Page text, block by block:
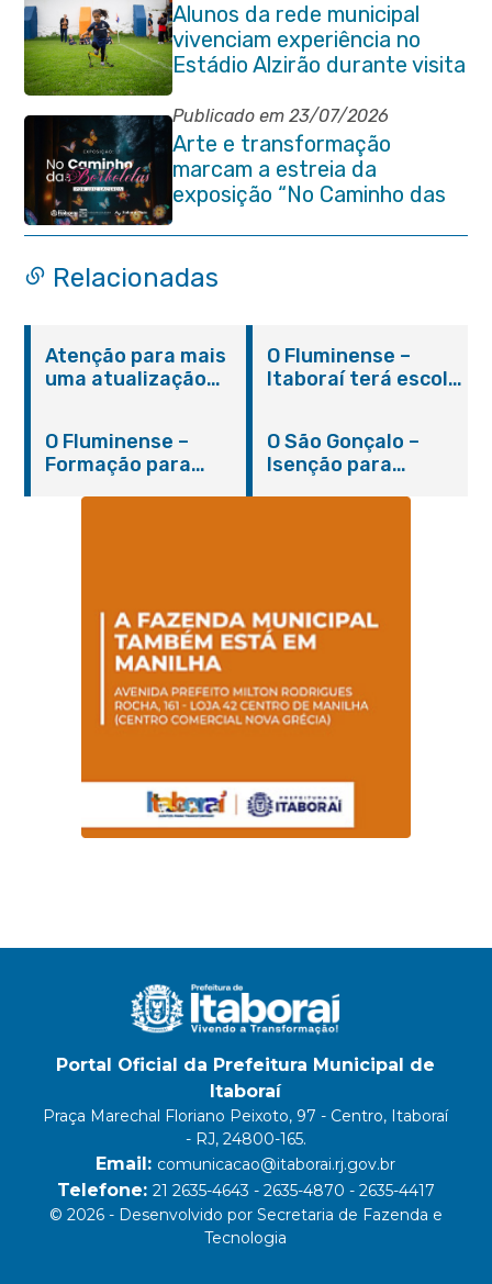
Alunos da rede municipal
vivenciam experiência no
Estádio Alzirão durante visita
pedagógica
Publicado em 23/07/2026
Arte e transformação
marcam a estreia da
exposição “No Caminho das
Borboletas” no Itaboraí Plaza
Relacionadas
Atenção para mais
uma atualização
em Itaboraí (24/05)
O Fluminense –
Itaboraí terá escola
março
O Fluminense –
Formação para
O São Gonçalo –
Isenção para
Portal Oficial da Prefeitura Municipal de
Itaboraí
Praça Marechal Floriano Peixoto, 97 - Centro, Itaboraí
- RJ, 24800-165.
Email: comunicacao@itaborai.rj.gov.br
Telefone: 21 2635-4643 - 2635-4870 - 2635-4417
© 2026 - Desenvolvido por Secretaria de Fazenda e
Tecnologia